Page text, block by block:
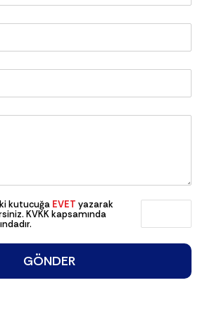
kutucuğa EVET yazarak
KVKK kapsamında